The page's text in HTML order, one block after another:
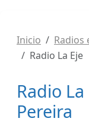
Inicio Radios
Radio La Eje
Radio
Pereira